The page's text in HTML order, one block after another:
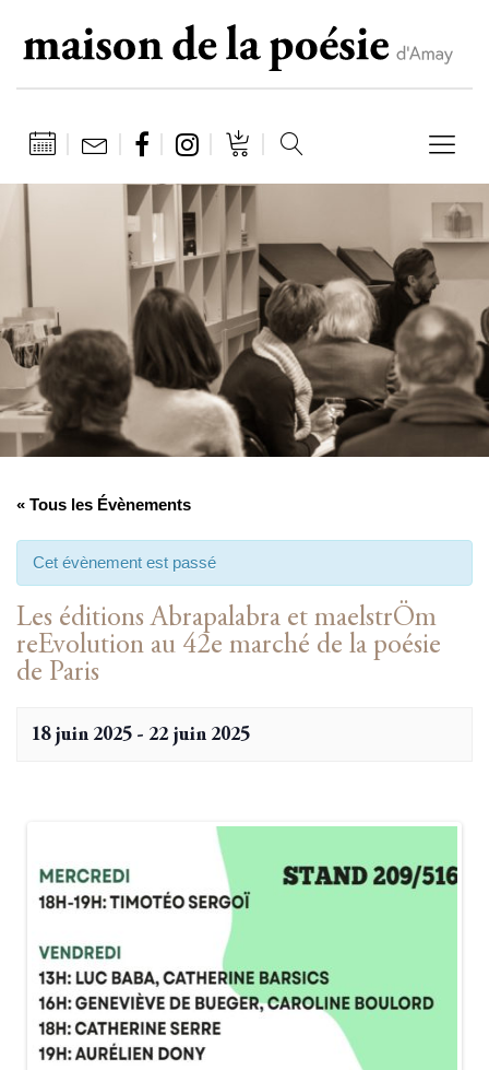
« Tous les Évènements
Cet évènement est passé
Les éditions Abrapalabra et maelstrÖm
reEvolution au 42e marché de la poésie
de Paris
18 juin 2025 - 22 juin 2025